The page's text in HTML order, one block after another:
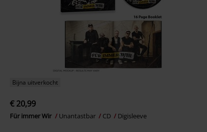
Bijna uitverkocht
€ 20,99
Für immer Wir Unantastbar CD Digisleeve